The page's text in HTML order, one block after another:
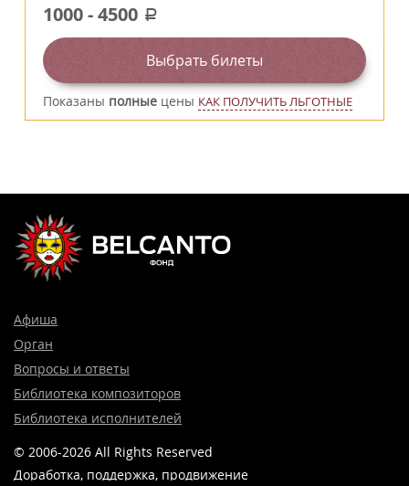
1000-4500 a
Выбрать билеты
Показаны полные цены КАК ПОЛУЧИТЬ ЛЬГОТНЫЕ
Афиша
Орган
Вопросы и ответы
Библиотека композиторов
Библиотека исполнителей
© 2006-2026 All Rights Reserved
Доработка, поддержка, продвижение